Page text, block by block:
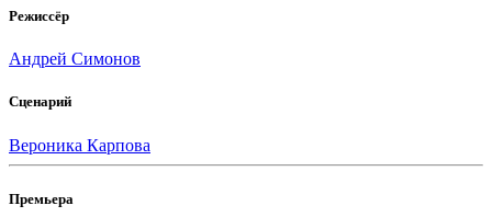
Режиссёр
Андрей Симонов
Сценарий
Вероника Карпова
Премьера